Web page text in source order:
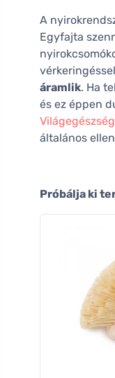
A
Egyfajta
áramlik. Ha
és ez éppen
általános
Próbálja ki